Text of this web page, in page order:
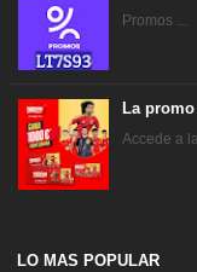
Promos ...
La promo
Accede a
LO MAS POPULAR